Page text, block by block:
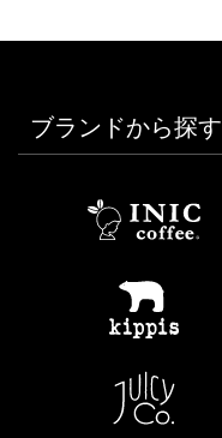
ブランドから探す